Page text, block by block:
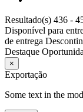
Resultado(s) 436 -
Disponível para
de entrega
Destaque
×
Exportação
Some text in the